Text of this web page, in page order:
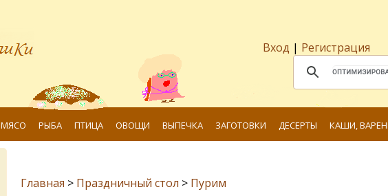
Вход | Регистрация
МЯСО РЫБА ПТИЦА ОВОЩИ ВЫПЕЧКА ЗАГОТОВКИ ДЕСЕРТЫ КАШИ,
Главная > Праздничный стол > Пурим